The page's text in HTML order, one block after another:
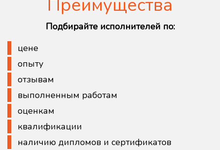
Преимущества
Подбирайте исполнителей по:
цене
опыту
отзывам
выполненным работам
оценкам
квалификации
наличию дипломов и сертификатов